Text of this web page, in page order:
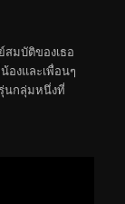
มบัติของเธอ
งและเพื่อนๆ
นกลุ่มหนึ่งที่